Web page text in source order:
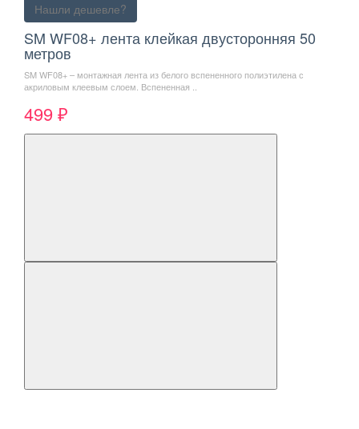
Нашли дешевле?
SM WF08+ лента клейкая двусторонняя 50
метров
SM WF08+ – монтажная лента из белого вспененного полиэтилена с
акриловым клеевым слоем. Вспененная ..
499 ₽